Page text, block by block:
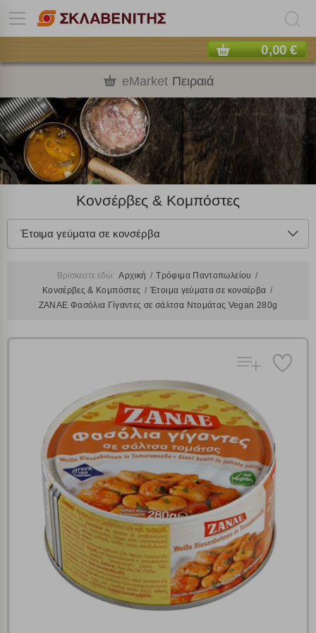
0,00 €
eMarket Πειραιά
Κονσέρβες & Κομπόστες
Έτοιμα γεύματα σε κονσέρβα
Βρίσκεστε εδώ: Αρχική
Τρόφιμα Παντοπωλείου
Κονσέρβες & Κομπόστες
Έτοιμα γεύματα σε κονσέρβα
ΖΑΝΑΕ Φασόλια Γίγαντες σε σάλτσα Ντομάτας Vegan 280g